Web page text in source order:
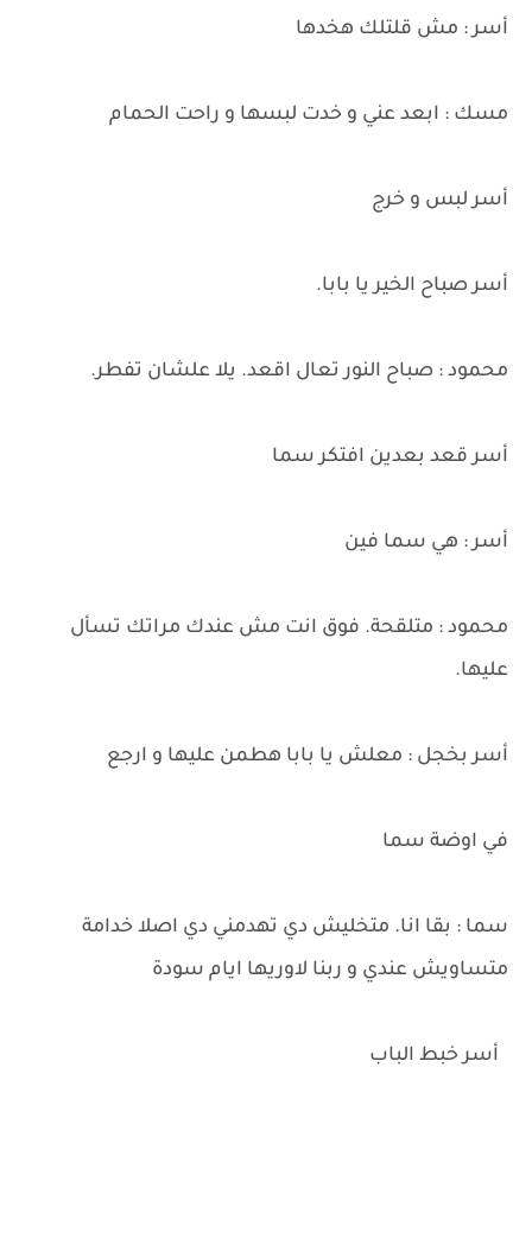
أسر : مش قلتلك هخدها
مسك : ابعد عني و خدت لبسها و راحت الحمام
أسر لبس و خرج
أسر صباح الخير يا بابا.
محمود : صباح النور تعال اقعد. يلا علشان تفطر.
أسر قعد بعدين افتكر سما
أسر : هي سما فين
محمود : متلقحة. فوق انت مش عندك مراتك تسأل
عليها.
أسر بخجل : معلش يا بابا هطمن عليها و ارجع
في اوضة سما
سما : بقا انا. متخليش دي تهدمني دي اصلا خدامة
متساويش عندي و ربنا لاوريها ايام سودة
أسر خبط الباب